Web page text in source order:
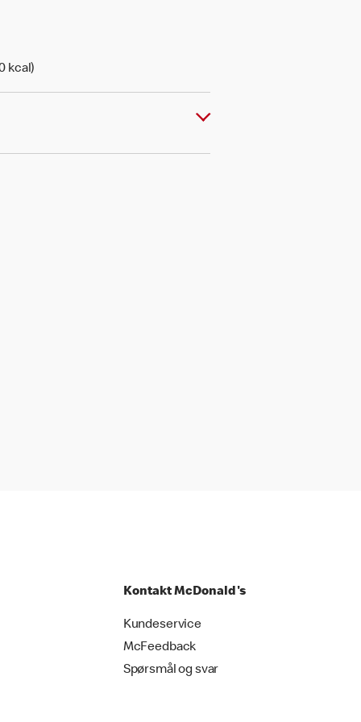
kcal)
Kontakt McDonald's
Kundeservice
McFeedback
Spørsmål og svar